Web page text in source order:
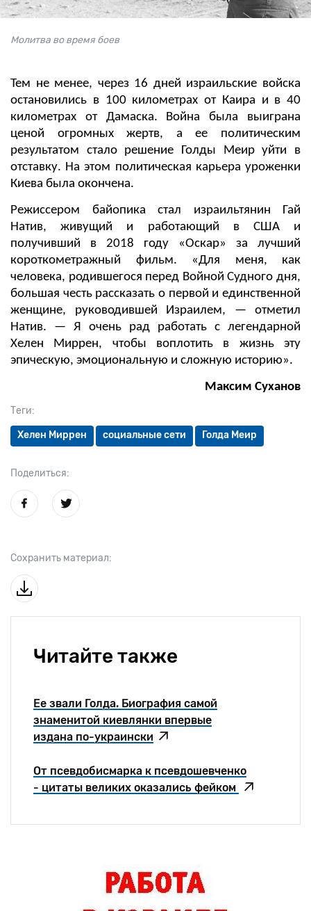
Теги:
Хелен Миррен социальные сети Голда Меир
Поделиться:
Сохранить материал:
Молитва во время боев
Тем не менее, через 16 дней израильские войска
остановились в 100 километрах от Каира и в 40
километрах от Дамаска. Война была выиграна
ценой огромных жертв, а ее политическим
результатом стало решение Голды Меир уйти в
отставку. На этом политическая карьера уроженки
Киева была окончена.
Режиссером байопика стал израильтянин Гай
Натив, живущий и работающий в США и
получивший в 2018 году «Оскар» за лучший
короткометражный фильм. «Для меня, как
человека, родившегося перед Войной Судного дня,
большая честь рассказать о первой и единственной
женщине, руководившей Израилем, — отметил
Натив. — Я очень рад работать с легендарной
Хелен Миррен, чтобы воплотить в жизнь эту
эпическую, эмоциональную и сложную историю».
Максим Суханов
Читайте также
Ее звали Голда. Биография самой
знаменитой киевлянки впервые
издана по-украински
От псевдобисмарка к псевдошевченко
- цитаты великих оказались фейком